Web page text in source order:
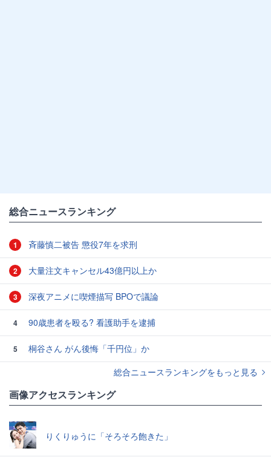
総合ニュースランキング
1 斉藤慎二被告 懲役7年を求刑
2 大量注文キャンセル43億円以上か
3 深夜アニメに喫煙描写 BPOで議論
4 90歳患者を殴る? 看護助手を逮捕
5
桐谷さん がん後悔「千円位」か
総合ニュースランキングをもっと見る
画像アクセスランキング
りくりゅうに「そろそろ飽きた」